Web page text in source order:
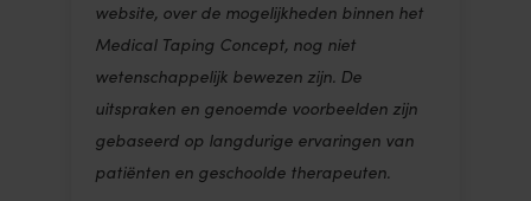
website, over de mogelijkheden binnen het
Medical Taping Concept, nog niet
wetenschappelijk bewezen zijn. De
uitspraken en genoemde voorbeelden zijn
gebaseerd op langdurige ervaringen van
patiënten en geschoolde therapeuten.